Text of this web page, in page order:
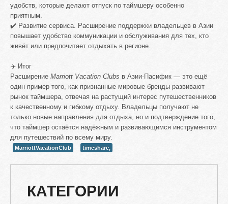
удобств, которые делают отпуск по таймшеру особенно
приятным.
✔️ Развитие сервиса. Расширение поддержки владельцев в Азии
повышает удобство коммуникации и обслуживания для тех, кто
живёт или предпочитает отдыхать в регионе.
✈️ Итог
Расширение Marriott Vacation Clubs в Азии-Пасифик — это ещё
один пример того, как признанные мировые бренды развивают
рынок таймшера, отвечая на растущий интерес путешественников
к качественному и гибкому отдыху. Владельцы получают не
только новые направления для отдыха, но и подтверждение того,
что таймшер остаётся надёжным и развивающимся инструментом
для путешествий по всему миру.
MarriottVacationClub timeshare,
КАТЕГОРИИ